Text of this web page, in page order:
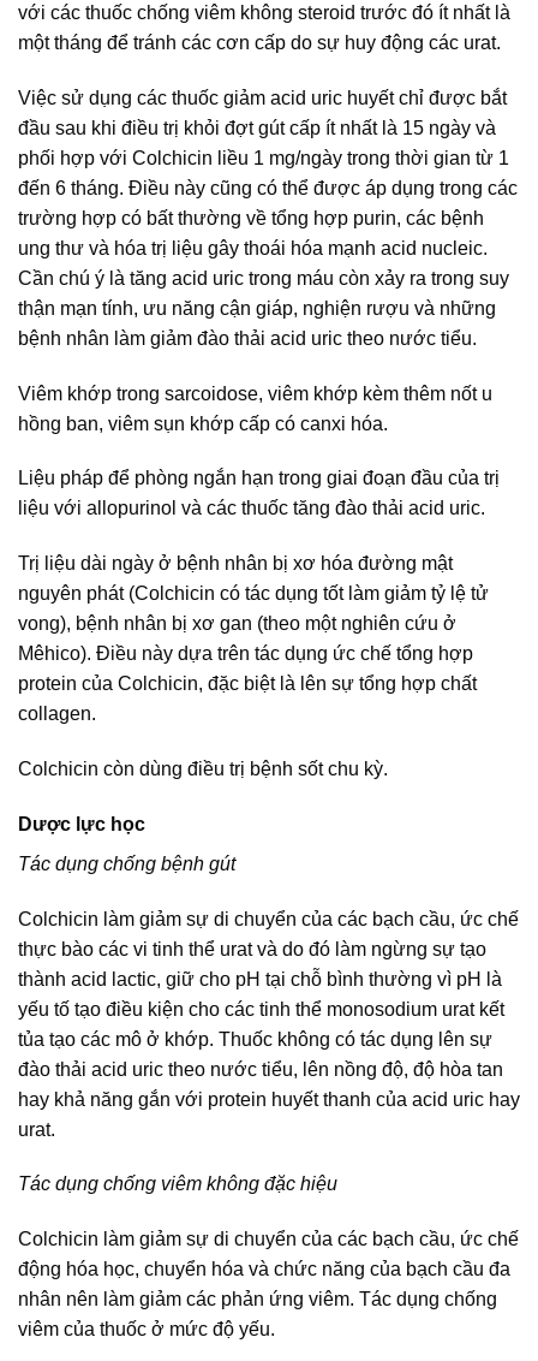
với các thuốc chống viêm không steroid trước đó ít nhất là
một tháng để tránh các cơn cấp do sự huy động các urat.
Việc sử dụng các thuốc giảm acid uric huyết chỉ được bắt
đầu sau khi điều trị khỏi đợt gút cấp ít nhất là 15 ngày và
phối hợp với Colchicin liều 1 mg/ngày trong thời gian từ 1
đến 6 tháng. Điều này cũng có thể được áp dụng trong các
trường hợp có bất thường về tổng hợp purin, các bệnh
ung thư và hóa trị liệu gây thoái hóa mạnh acid nucleic.
Cần chú ý là tăng acid uric trong máu còn xảy ra trong suy
thận mạn tính, ưu năng cận giáp, nghiện rượu và những
bệnh nhân làm giảm đào thải acid uric theo nước tiểu.
Viêm khớp trong sarcoidose, viêm khớp kèm thêm nốt u
hồng ban, viêm sụn khớp cấp có canxi hóa.
Liệu pháp để phòng ngắn hạn trong giai đoạn đầu của trị
liệu với allopurinol và các thuốc tăng đào thải acid uric.
Trị liệu dài ngày ở bệnh nhân bị xơ hóa đường mật
nguyên phát (Colchicin có tác dụng tốt làm giảm tỷ lệ tử
vong), bệnh nhân bị xơ gan (theo một nghiên cứu ở
Mêhico). Điều này dựa trên tác dụng ức chế tổng hợp
protein của Colchicin, đặc biệt là lên sự tổng hợp chất
collagen.
Colchicin còn dùng điều trị bệnh sốt chu kỳ.
Dược lực học
Tác dụng chống bệnh gút
Colchicin làm giảm sự di chuyển của các bạch cầu, ức chế
thực bào các vi tinh thể urat và do đó làm ngừng sự tạo
thành acid lactic, giữ cho pH tại chỗ bình thường vì pH là
yếu tố tạo điều kiện cho các tinh thể monosodium urat kết
tủa tạo các mô ở khớp. Thuốc không có tác dụng lên sự
đào thải acid uric theo nước tiểu, lên nồng độ, độ hòa tan
hay khả năng gắn với protein huyết thanh của acid uric hay
urat.
Tác dụng chống viêm không đặc hiệu
Colchicin làm giảm sự di chuyển của các bạch cầu, ức chế
động hóa học, chuyển hóa và chức năng của bạch cầu đa
nhân nên làm giảm các phản ứng viêm. Tác dụng chống
viêm của thuốc ở mức độ yếu.